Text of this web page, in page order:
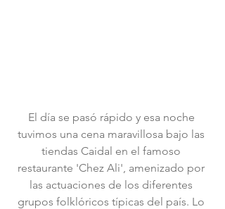
El día se pasó rápido y esa noche
tuvimos una cena maravillosa bajo las
tiendas Caidal en el famoso
restaurante 'Chez Ali', amenizado por
las actuaciones de los diferentes
grupos folklóricos típicas del país. Lo